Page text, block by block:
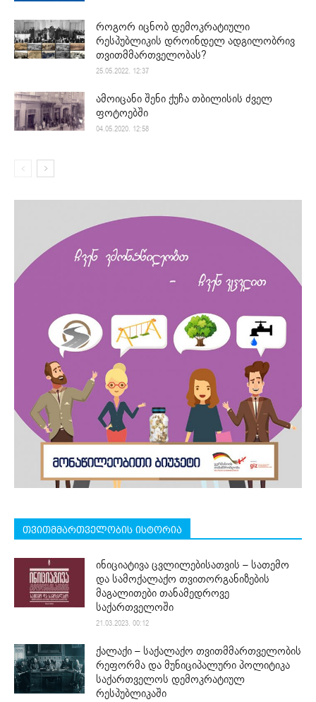
როგორ იცნობ დემოკრატიული
რესპუბლიკის დროინდელ ადგილობრივ
თვითმმართველობას?
25.05.2022. 12:37
ამოიცანი შენი ქუჩა თბილისის ძველ
ფოტოებში
04.05.2020. 12:58
თვითმმართველობის ისტორია
ინიციატივა ცვლილებისათვის – სათემო
და სამოქალაქო თვითორგანიზების
მაგალითები თანამედროვე
საქართველოში
21.03.2023. 00:12
ქალაქი – საქალაქო თვითმმართველობის
რეფორმა და მუნიციპალური პოლიტიკა
საქართველოს დემოკრატიულ
რესპუბლიკაში